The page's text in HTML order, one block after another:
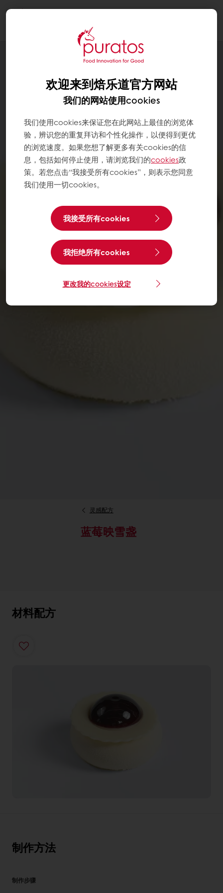
灵感配方
蓝莓映雪盏
材料配方
制作方法
制作步骤
欢迎来到焙乐道官方网站
我们的网站使用cookies
我们使用cookies来保证您在此网站上最佳的浏览体
验，辨识您的重复拜访和个性化操作，以便得到更优
的浏览速度。如果您想了解更多有关cookies的信
息，包括如何停止使用，请浏览我们的cookies政
策。若您点击“我接受所有cookies”，则表示您同意
我们使用一切cookies。
我接受所有cookies
我拒绝所有cookies
更改我的cookies设定